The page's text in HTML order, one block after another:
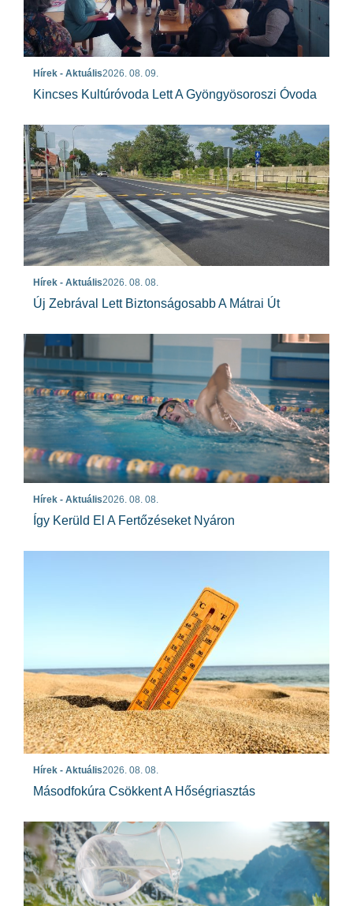
Hírek - Aktuális2026. 08. 09.
Kincses Kultúróvoda Lett A Gyöngyösoroszi Óvoda
Hírek - Aktuális2026. 08. 08.
Új Zebrával Lett Biztonságosabb A Mátrai Út
Hírek - Aktuális2026. 08. 08.
Így Kerüld El A Fertőzéseket Nyáron
Hírek - Aktuális2026. 08. 08.
Másodfokúra Csökkent A Hőségriasztás